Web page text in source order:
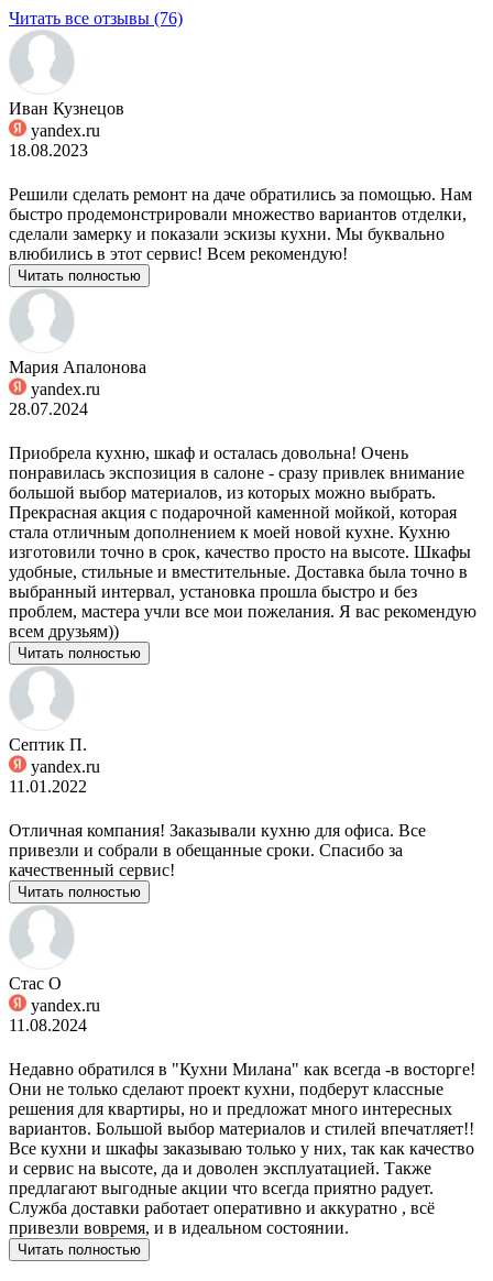
Читать все отзывы (76)
Иван Кузнецов
yandex.ru
18.08.2023
Решили сделать ремонт на даче обратились за помощью. Нам
быстро продемонстрировали множество вариантов отделки,
сделали замерку и показали эскизы кухни. Мы буквально
влюбились в этот сервис! Всем рекомендую!
Читать полностью
Мария Апалонова
yandex.ru
28.07.2024
Приобрела кухню, шкаф и осталась довольна! Очень
понравилась экспозиция в салоне - сразу привлек внимание
большой выбор материалов, из которых можно выбрать.
Прекрасная акция с подарочной каменной мойкой, которая
стала отличным дополнением к моей новой кухне. Кухню
изготовили точно в срок, качество просто на высоте. Шкафы
удобные, стильные и вместительные. Доставка была точно в
выбранный интервал, установка прошла быстро и без
проблем, мастера учли все мои пожелания. Я вас рекомендую
всем друзьям))
Читать полностью
Септик П.
yandex.ru
11.01.2022
Отличная компания! Заказывали кухню для офиса. Все
привезли и собрали в обещанные сроки. Спасибо за
качественный сервис!
Читать полностью
Стас О
yandex.ru
11.08.2024
Недавно обратился в "Кухни Милана" как всегда -в восторге!
Они не только сделают проект кухни, подберут классные
решения для квартиры, но и предложат много интересных
вариантов. Большой выбор материалов и стилей впечатляет!!
Все кухни и шкафы заказываю только у них, так как качество
и сервис на высоте, да и доволен эксплуатацией. Также
предлагают выгодные акции что всегда приятно радует.
Служба доставки работает оперативно и аккуратно , всё
привезли вовремя, и в идеальном состоянии.
Читать полностью